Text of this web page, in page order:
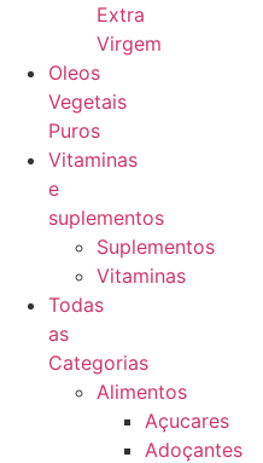
Extra
Virgem
Oleos
Vegetais
Puros
Vitaminas
e
suplementos
Suplementos
Vitaminas
Todas
as
Categorias
Alimentos
Açucares
Adoçantes